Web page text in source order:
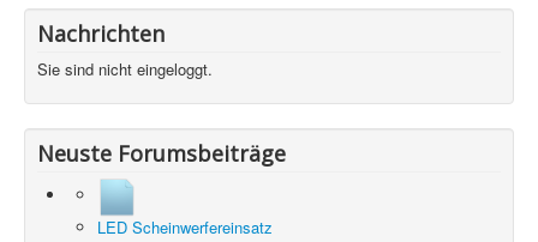
Nachrichten
Sie sind nicht eingeloggt.
Neuste Forumsbeiträge
LED Scheinwerfereinsatz